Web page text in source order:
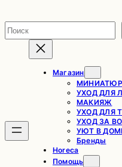
содержимому
Поиск
Магазин
УХОД ДЛЯ
МАКИЯЖ
УХОД ДЛЯ
УХОД ЗА
УЮТ В
Бренды
Horeca
Помощь